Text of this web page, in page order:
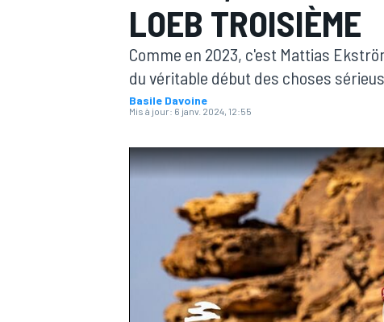
LOEB TROISIÈME
Comme en 2023, c'est Mattias
du véritable début des choses
Basile Davoine
Mis à jour: 6 janv. 2024, 12:55